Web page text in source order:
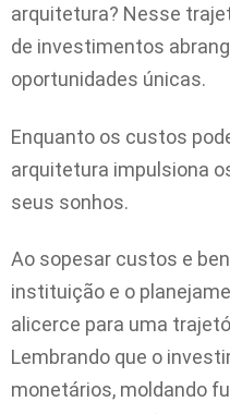
arquitetura? Nesse
de investimentos
oportunidades únicas.
Enquanto os custos
arquitetura impulsiona
seus sonhos.
Ao sopesar custos e
instituição e o
alicerce para uma
Lembrando que o
monetários, moldando